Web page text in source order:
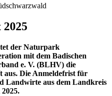
2025
der Naturpark
mit dem Badischen
e. V. (BLHV) die
aus. Die Anmeldefrist für
Landwirte aus dem Landkreis